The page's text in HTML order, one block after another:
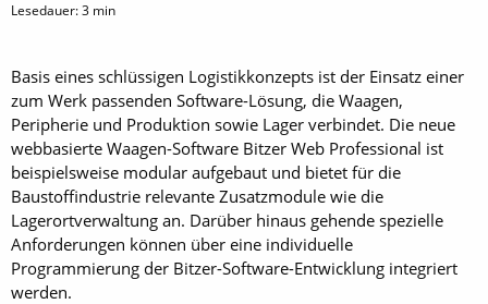
Lesedauer:3 min
Basis eines schlüssigen Logistikkonzepts ist der Einsatz einer
zum Werk passenden Software-Lösung, die Waagen,
Peripherie und Produktion sowie Lager verbindet. Die neue
webbasierte Waagen-Software Bitzer Web Professional ist
beispielsweise modular aufgebaut und bietet für die
Baustoffindustrie relevante Zusatzmodule wie die
Lagerortverwaltung an. Darüber hinaus gehende spezielle
Anforderungen können über eine individuelle
Programmierung der Bitzer-Software-Entwicklung integriert
werden.